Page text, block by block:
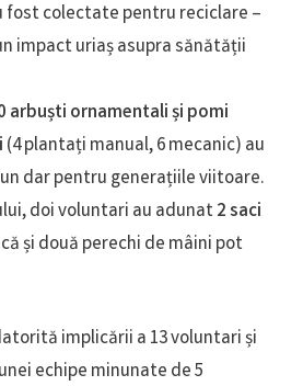
fost colectate pentru reciclare –
impact uriaș asupra sănătății
arbuști ornamentali și pomi
(4 plantați manual, 6 mecanic) au
dar pentru generațiile viitoare.
doi voluntari au adunat2 saci
și două perechi de mâini pot
implicării a 13 voluntari și
echipe minunate de 5